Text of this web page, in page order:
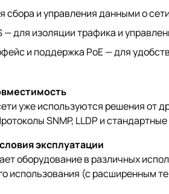
сбора и управления данными о сети
— для изоляции трафика и
и поддержка PoE — для
уже используются решения от
SNMP, LLDP и
эксплуатации
оборудование в различных
использования (с расширенным